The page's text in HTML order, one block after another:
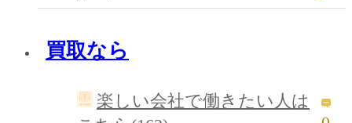
買取なら
楽しい会社で働きたい人は